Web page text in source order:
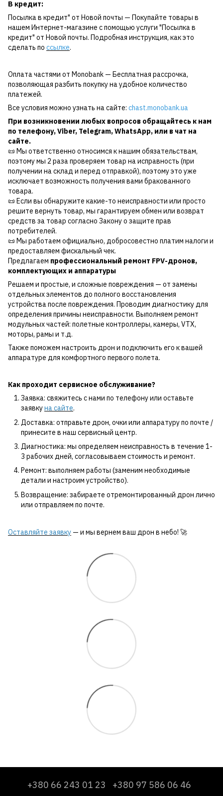
В кредит:
Посылка в кредит" от Новой почты — Покупайте товары в
нашем Интернет-магазине с помощью услуги "Посылка в
кредит" от Новой почты. Подробная инструкция, как это
сделать по ссылке.
Оплата частями от Monobank — Бесплатная рассрочка,
позволяющая разбить покупку на удобное количество
платежей.
Все условия можно узнать на сайте: chast.monobank.ua
При возникновении любых вопросов обращайтесь к нам
по телефону,Viber, Telegram,WhatsApp, или в чат на
сайте.
📜 Мы ответственно относимся к нашим обязательствам,
поэтому мы 2 раза проверяем товар на исправность (при
получении на склад и перед отправкой), поэтому это уже
исключает возможность получения вами бракованного
товара.
📜 Если вы обнаружите какие-то неисправности или просто
решите вернуть товар, мы гарантируем обмен или возврат
средств за товар согласно Закону о защите прав
потребителей.
📜 Мы работаем официально, добросовестно платим налоги и
предоставляем фискальный чек.
Предлагаем профессиональный ремонт FPV-дронов,
комплектующих и аппаратуры
Решаем и простые, и сложные повреждения — от замены
отдельных элементов до полного восстановления
устройства после повреждения. Проводим диагностику для
определения причины неисправности. Выполняем ремонт
модульных частей: полетные контроллеры, камеры, VTX,
моторы, рамы и т.д.
Также поможем настроить дрон и подключить его к вашей
аппаратуре для комфортного первого полета.
Как проходит сервисное обслуживание?
Заявка: свяжитесь с нами по телефону или оставьте
заявкуна сайте.
Доставка: отправьте дрон, очки или аппаратуру по почте /
принесите в наш сервисный центр.
Диагностика: мы определяем неисправность в течение 1-
3 рабочих дней, согласовываем стоимость и ремонт.
Ремонт: выполняем работы (заменим необходимые
детали и настроим устройство).
Возвращение: забираете отремонтированный дрон лично
или отправляем по почте.
Оставляйте заявку — и мы вернем ваш дрон в небо! 🚀
+380 66 243 01 23 +380 97 586 06 46